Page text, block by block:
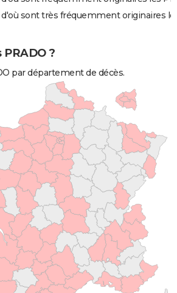
sont très fréquemment originaires
?
par département de décès.